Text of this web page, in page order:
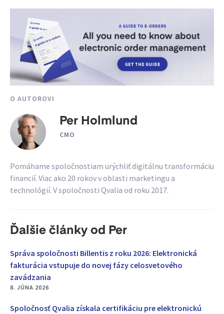
O AUTOROVI
Per Holmlund
CMO
Pomáhame spoločnostiam urýchliť digitálnu transformáciu
financií. Viac ako 20 rokov v oblasti marketingu a
technológií. V spoločnosti Qvalia od roku 2017.
Ďalšie články od Per
Správa spoločnosti Billentis z roku 2026: Elektronická
fakturácia vstupuje do novej fázy celosvetového
zavádzania
8. JÚNA 2026
Spoločnosť Qvalia získala certifikáciu pre elektronickú